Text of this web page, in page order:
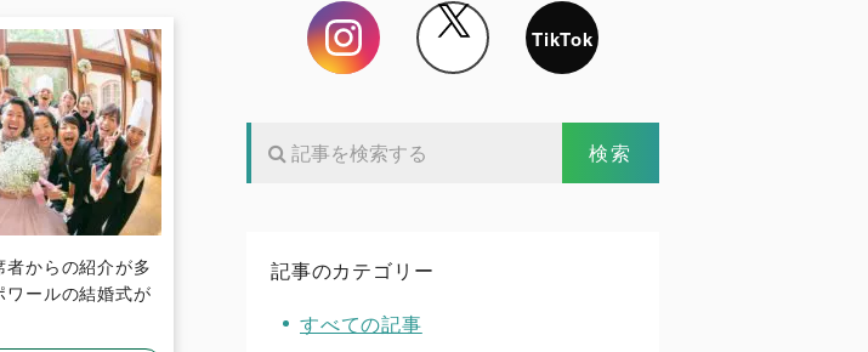
からの紹介が多
ワールの結婚式が
Instagram
TikTok
記事のカテゴリー
すべての記事